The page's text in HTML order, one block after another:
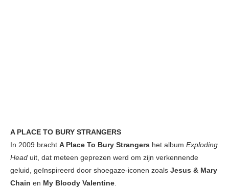
A PLACE TO BURY STRANGERS
In 2009 bracht A Place To Bury Strangers het album Exploding
Head uit, dat meteen geprezen werd om zijn verkennende
geluid, geïnspireerd door shoegaze-iconen zoals Jesus & Mary
Chain en My Bloody Valentine.